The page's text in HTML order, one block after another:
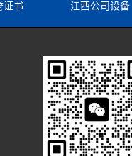
证书 江西公司设备